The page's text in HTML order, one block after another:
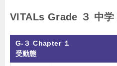
VITALs Grade ３ 中学
G-３ Chapter １
受動態